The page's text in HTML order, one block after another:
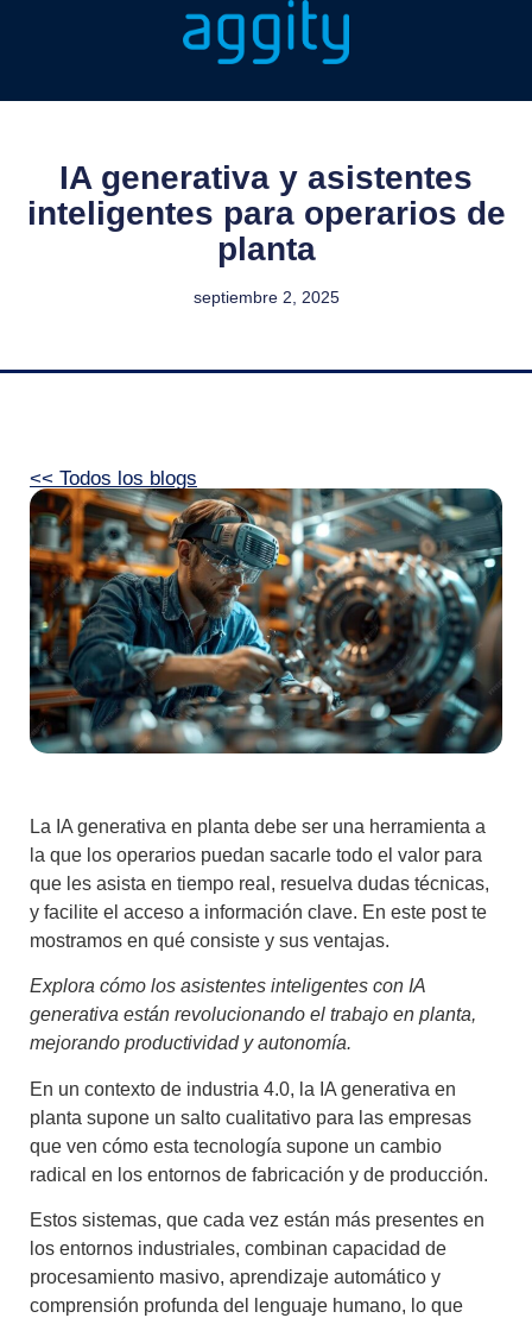
IA generativa y asistentes
inteligentes para operarios de
planta
septiembre 2, 2025
<< Todos los blogs
La IA generativa en planta debe ser una herramienta a
la que los operarios puedan sacarle todo el valor para
que les asista en tiempo real, resuelva dudas técnicas,
y facilite el acceso a información clave. En este post te
mostramos en qué consiste y sus ventajas.
Explora cómo los asistentes inteligentes con IA
generativa están revolucionando el trabajo en planta,
mejorando productividad y autonomía.
En un contexto de industria 4.0, la IA generativa en
planta supone un salto cualitativo para las empresas
que ven cómo esta tecnología supone un cambio
radical en los entornos de fabricación y de producción.
Estos sistemas, que cada vez están más presentes en
los entornos industriales, combinan capacidad de
procesamiento masivo, aprendizaje automático y
comprensión profunda del lenguaje humano, lo que